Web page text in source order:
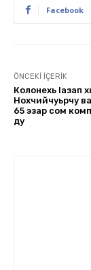
Facebook
ÖNCEKI İÇERIK
Колонехь Iазап
Нохчийчуьрчу
65 эзар сом
ду